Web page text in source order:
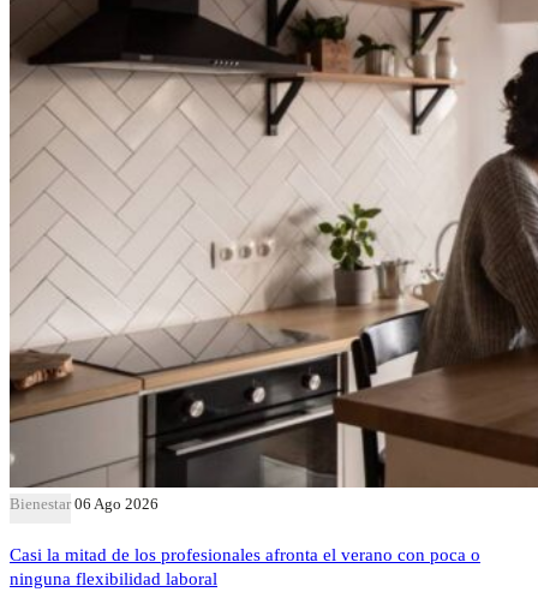
Bienestar 06 Ago 2026
Casi la mitad de los profesionales afronta el verano con poca o
ninguna flexibilidad laboral